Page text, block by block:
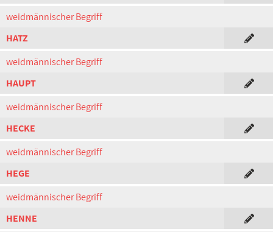
weidmännischer Begriff
HATZ
weidmännischer Begriff
HAUPT
weidmännischer Begriff
HECKE
weidmännischer Begriff
HEGE
weidmännischer Begriff
HENNE